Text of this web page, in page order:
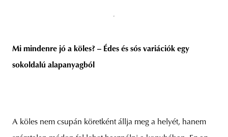
Mi mindenre jó a köles? – Édes és sós variációk egy
sokoldalú alapanyagból
A köles nem csupán köretként állja meg a helyét, hanem